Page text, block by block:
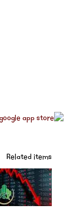
Related items